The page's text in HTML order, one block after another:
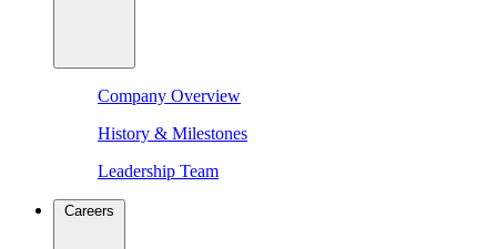
Company Overview
History & Milestones
Leadership Team
Careers